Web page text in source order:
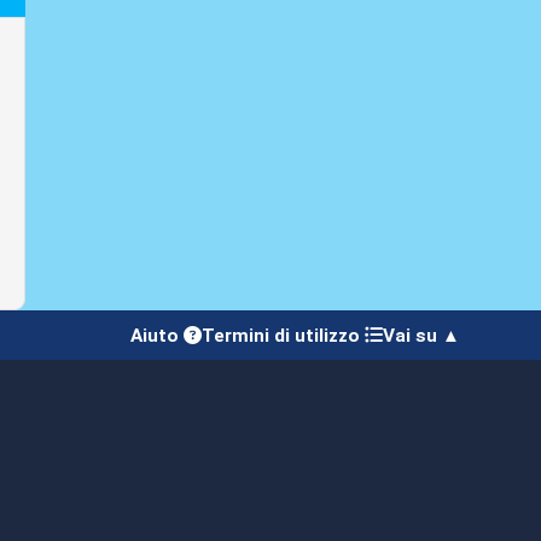
Aiuto Termini di utilizzo Vai su ▲